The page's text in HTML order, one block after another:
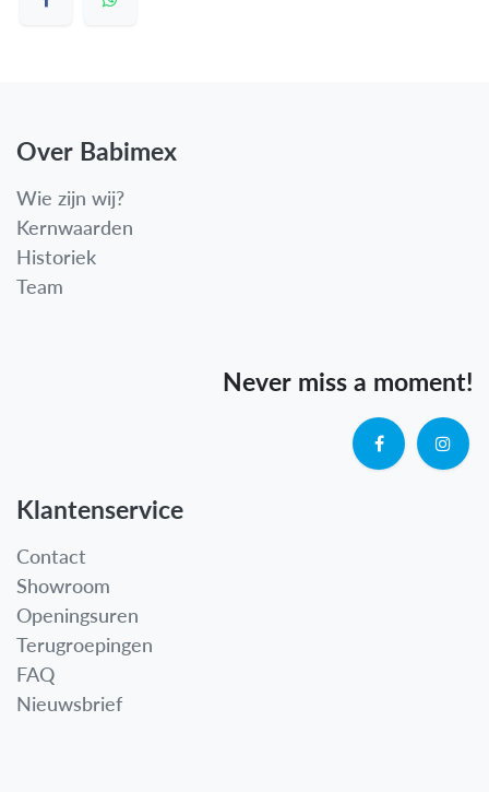
Over Babimex
Wie zijn wij?
Kernwaarden
Historiek
Team
Never miss a moment!
Klantenservice
Contact
Showroom
Openingsuren
Terugroepingen
FAQ
Nieuwsbrief